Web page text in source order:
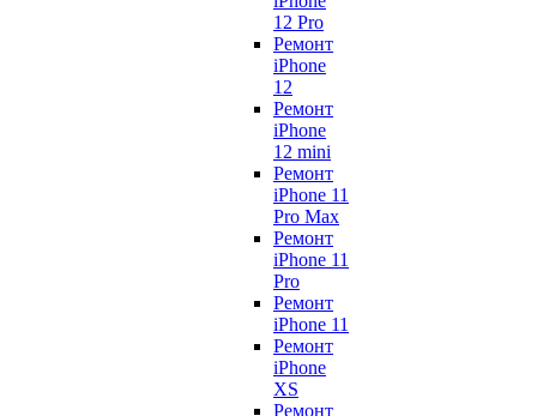
12 Pro
Ремонт
iPhone
12
Ремонт
iPhone
12 mini
Ремонт
iPhone 11
Pro Max
Ремонт
iPhone 11
Pro
Ремонт
iPhone 11
Ремонт
iPhone
XS
Ремонт